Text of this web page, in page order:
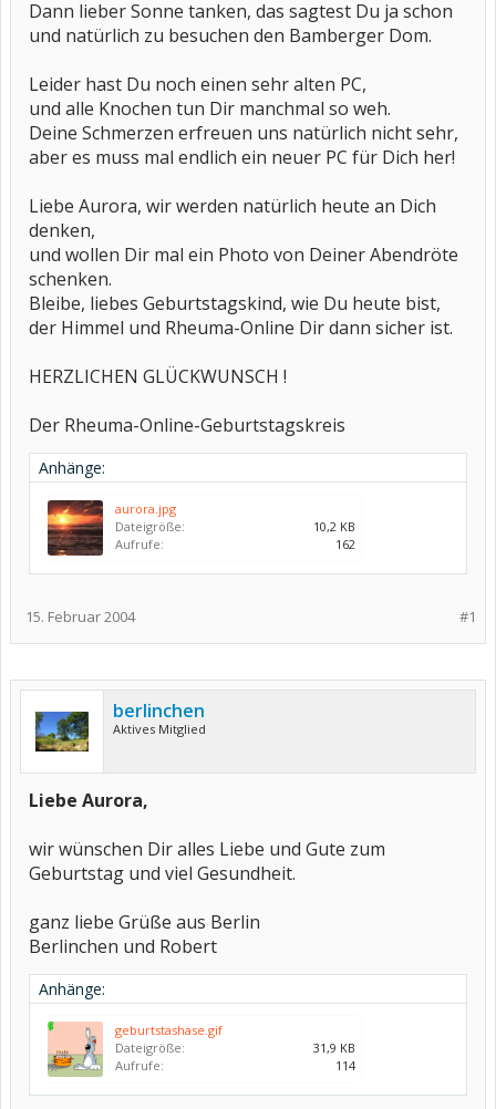
Dann lieber Sonne tanken, das sagtest Du ja schon
und natürlich zu besuchen den Bamberger Dom.
Leider hast Du noch einen sehr alten PC,
und alle Knochen tun Dir manchmal so weh.
Deine Schmerzen erfreuen uns natürlich nicht sehr,
aber es muss mal endlich ein neuer PC für Dich her!
Liebe Aurora, wir werden natürlich heute an Dich
denken,
und wollen Dir mal ein Photo von Deiner Abendröte
schenken.
Bleibe, liebes Geburtstagskind, wie Du heute bist,
der Himmel und Rheuma-Online Dir dann sicher ist.
HERZLICHEN GLÜCKWUNSCH !
Der Rheuma-Online-Geburtstagskreis
Anhänge:
aurora.jpg
Dateigröße:
10,2 KB
Aufrufe:
162
#1
15. Februar 2004
berlinchen
Aktives Mitglied
Liebe Aurora,
wir wünschen Dir alles Liebe und Gute zum
Geburtstag und viel Gesundheit.
ganz liebe Grüße aus Berlin
Berlinchen und Robert
Anhänge:
geburtstashase.gif
Dateigröße:
31,9 KB
Aufrufe:
114